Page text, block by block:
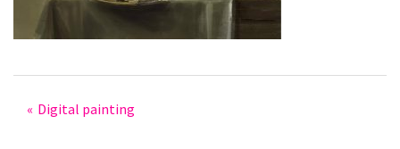
Post
Digital painting